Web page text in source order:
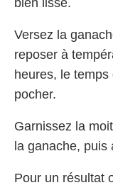
bien lisse.
Versez la
reposer à
heures, le temps
pocher.
Garnissez la
la ganache,
Pour un résultat